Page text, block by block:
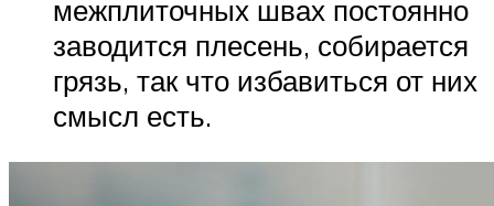
межплиточных швах постоянно
заводится плесень, собирается
грязь, так что избавиться от них
смысл есть.